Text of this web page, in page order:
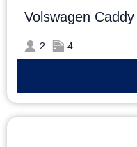
Volswagen Caddy
2 4